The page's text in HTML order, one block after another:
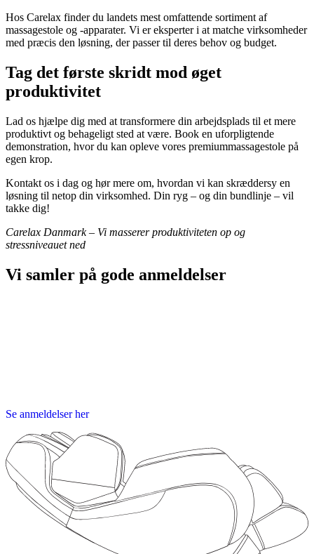
Hos Carelax finder du landets mest omfattende sortiment af
massagestole og -apparater. Vi er eksperter i at matche virksomheder
med præcis den løsning, der passer til deres behov og budget.
Tag det første skridt mod øget
produktivitet
Lad os hjælpe dig med at transformere din arbejdsplads til et mere
produktivt og behageligt sted at være. Book en uforpligtende
demonstration, hvor du kan opleve vores premiummassagestole på
egen krop.
Kontakt os i dag og hør mere om, hvordan vi kan skræddersy en
løsning til netop din virksomhed. Din ryg – og din bundlinje – vil
takke dig!
Carelax Danmark – Vi masserer produktiviteten op og
stressniveauet ned
Vi samler på gode anmeldelser
Se anmeldelser her